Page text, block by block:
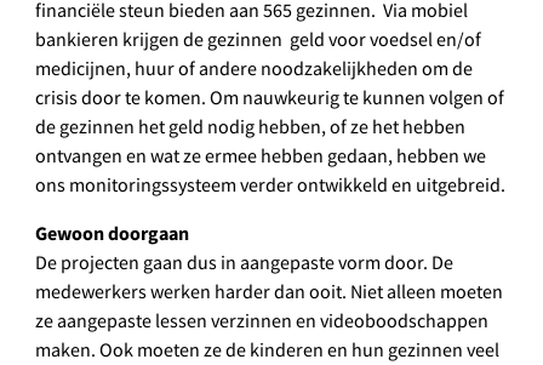
financiële steun bieden aan 565 gezinnen. Via mobiel
bankieren krijgen de gezinnen geld voor voedsel en/of
medicijnen, huur of andere noodzakelijkheden om de
crisis door te komen. Om nauwkeurig te kunnen volgen of
de gezinnen het geld nodig hebben, of ze het hebben
ontvangen en wat ze ermee hebben gedaan, hebben we
ons monitoringssysteem verder ontwikkeld en uitgebreid.
Gewoon doorgaan
De projecten gaan dus in aangepaste vorm door. De
medewerkers werken harder dan ooit. Niet alleen moeten
ze aangepaste lessen verzinnen en videoboodschappen
maken. Ook moeten ze de kinderen en hun gezinnen veel